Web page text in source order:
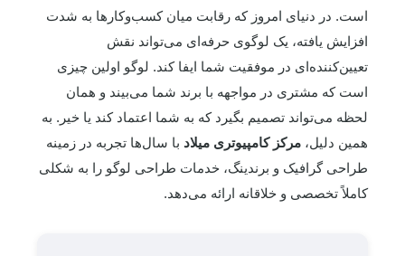
است. در دنیای امروز که رقابت میان کسب‌وکارها به شدت
افزایش یافته، یک لوگوی حرفه‌ای می‌تواند نقش
تعیین‌کننده‌ای در موفقیت شما ایفا کند. لوگو اولین چیزی
است که مشتری در مواجهه با برند شما می‌بیند و همان
لحظه می‌تواند تصمیم بگیرد که به شما اعتماد کند یا خیر. به
همین دلیل،مرکز کامپیوتری میلاد با سال‌ها تجربه در زمینه
طراحی گرافیک و برندینگ، خدمات طراحی لوگو را به شکلی
کاملاً تخصصی و خلاقانه ارائه می‌دهد.